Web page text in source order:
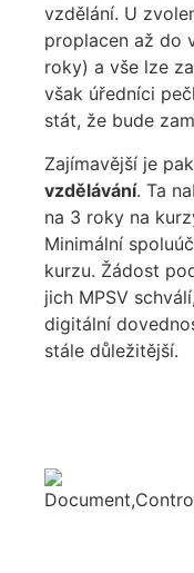
vzdělání. U
proplacen až do
roky) a vše lze
však úředníci
stát, že bude
Zajímavější je
vzdělávání. Ta
na 3 roky na
Minimální
kurzu. Žádost
jich MPSV
digitální
stále důležitější.